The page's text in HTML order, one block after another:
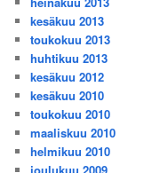
kesäkuu 2013
toukokuu 2013
huhtikuu 2013
kesäkuu 2012
kesäkuu 2010
toukokuu 2010
maaliskuu 2010
helmikuu 2010